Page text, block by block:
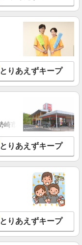
菜スタッフ
円〜1,670円（曜
円〜 18時以降：時
★日・祝＋100円 ※ア
容はお問い合わせく
区下九沢57-1
詳細を見る
NEW
スタッフ
時給1,420円〜1,670円
給1420円〜 18時以
100円 ★日・祝＋100
以降：時給1570円〜 ★
菜以外
日・時間帯による） 時
1470円〜 ★土曜＋100
イトさんの時給や募
光が丘2-18-160
詳細を見る
NEW
魚スタッフ
円〜1,670円（曜
円〜 18時以降：時
★日・祝＋100円 ※ア
内容はお問い合わせく
下九沢57-1
とりあえずキープ
市・太田市・館林市
とりあえずキープ
とりあえずキープ